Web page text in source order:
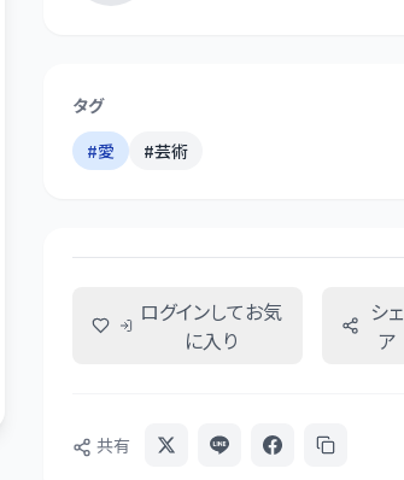
タグ
#愛 #芸術
ログインしてお気
に入り
シェ
ア
共有